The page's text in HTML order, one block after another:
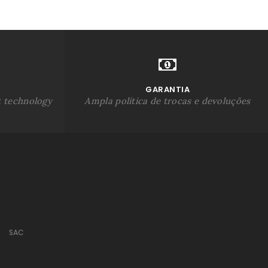
technology
GARANTIA
Ampla política de trocas e devoluções
SAC